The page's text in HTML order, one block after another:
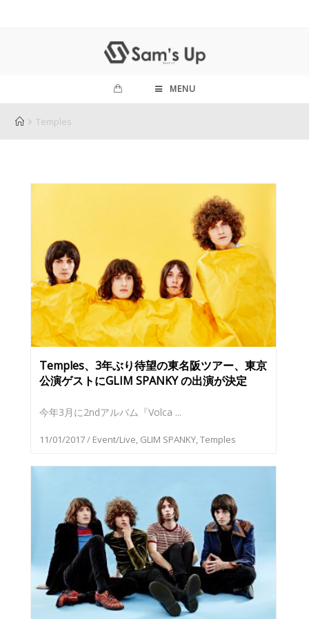
MENU
Temples
Temples、3年ぶり待望の東名阪ツアー、東京
公演ゲストにGLIM SPANKY の出演が決定
今年3月に2ndアルバム『Volca ...
11/01/2017/ Event/Live, GLIM SPANKY,Temples